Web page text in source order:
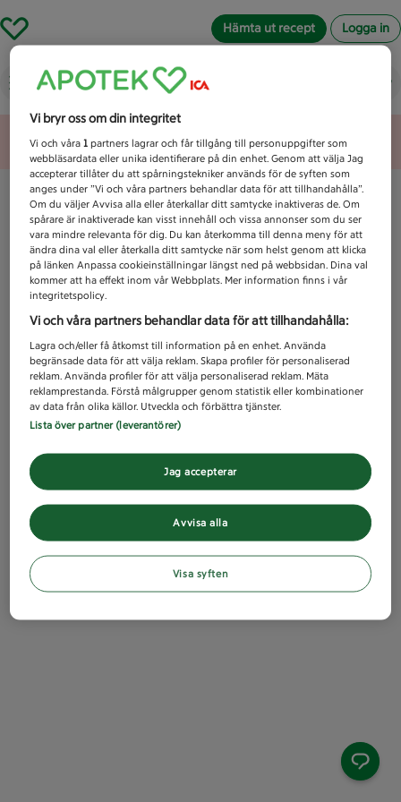
Hämta ut recept Logga in
Vad letar du efter idag?
Unknown error
Vi bryr oss om din integritet
Vi och våra1 partners lagrar och får tillgång till personuppgifter som
webbläsardata eller unika identifierare på din enhet. Genom att välja Jag
accepterar tillåter du att spårningstekniker används för de syften som
anges under ”Vi och våra partners behandlar data för att tillhandahålla”.
Om du väljer Avvisa alla eller återkallar ditt samtycke inaktiveras de. Om
spårare är inaktiverade kan visst innehåll och vissa annonser som du ser
vara mindre relevanta för dig. Du kan återkomma till denna meny för att
ändra dina val eller återkalla ditt samtycke när som helst genom att klicka
på länken Anpassa cookieinställningar längst ned på webbsidan. Dina val
kommer att ha effekt inom vår Webbplats. Mer information finns i vår
integritetspolicy.
Vi och våra partners behandlar data för att tillhandahålla:
Lagra och/eller få åtkomst till information på en enhet. Använda
begränsade data för att välja reklam. Skapa profiler för personaliserad
reklam. Använda profiler för att välja personaliserad reklam. Mäta
reklamprestanda. Förstå målgrupper genom statistik eller kombinationer
av data från olika källor. Utveckla och förbättra tjänster.
Lista över partner (leverantörer)
Avvisa alla
Jag accepterar
Visa syften